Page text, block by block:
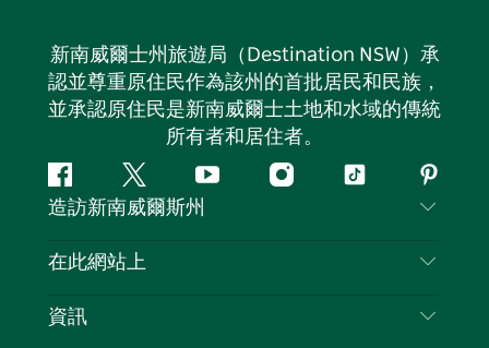
新南威爾士州旅遊局（Destination NSW）承
認並尊重原住民作為該州的首批居民和民族，
並承認原住民是新南威爾士土地和水域的傳統
所有者和居住者。
Facebook嘰
嘰
喳
Youtube Instagram
抖
造訪新南威爾斯州
聯絡我們
隱私
在此網站上
目的地
資訊